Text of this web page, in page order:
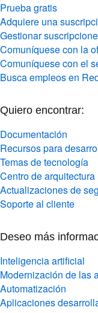
Prueba gratis
Adquiere una
Gestionar
Comuníquese con la
Comuníquese con el
Busca empleos en
Quiero encontrar:
Documentación
Recursos para
Temas de tecnología
Centro de arquitectura
Actualizaciones de
Soporte al cliente
Deseo más
Inteligencia artificial
Modernización de las
Automatización
Aplicaciones